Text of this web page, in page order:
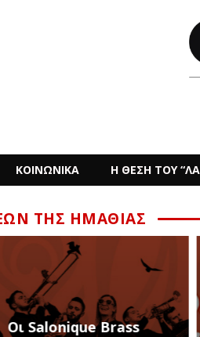
ΚΟΙΝΩΝΙΚΑ Η ΘΕΣΗ ΤΟΥ
ΤΗΣ ΗΜΑΘΊΑΣ
“Back to the ’80s &
’90s” με τον Κώστα